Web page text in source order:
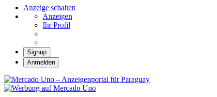
Anzeige schalten
Anzeigen
Ihr Profil
Signup
Anmelden